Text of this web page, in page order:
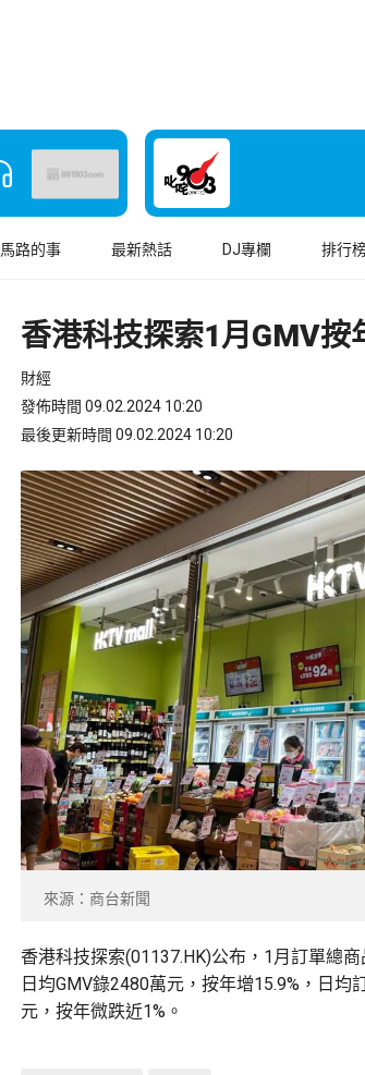
馬路的事 最新熱話 DJ專欄 排行
香港科技探索1月GMV按
財經
發佈時間 09.02.2024 10:20
最後更新時間 09.02.2024 10:20
來源：商台新聞
香港科技探索(01137.HK)公布，1月訂單總
日均GMV錄2480萬元，按年增15.9%，日
元，按年微跌近1%。